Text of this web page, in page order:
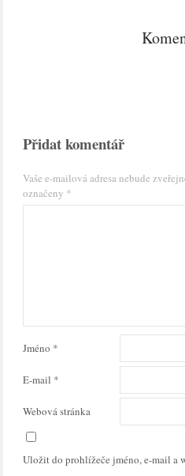
Přidat komentář
Vaše e-mailová adresa nebude
označeny *
Jméno *
E-mail *
Webová stránka
Uložit do prohlížeče jméno, e-mail a